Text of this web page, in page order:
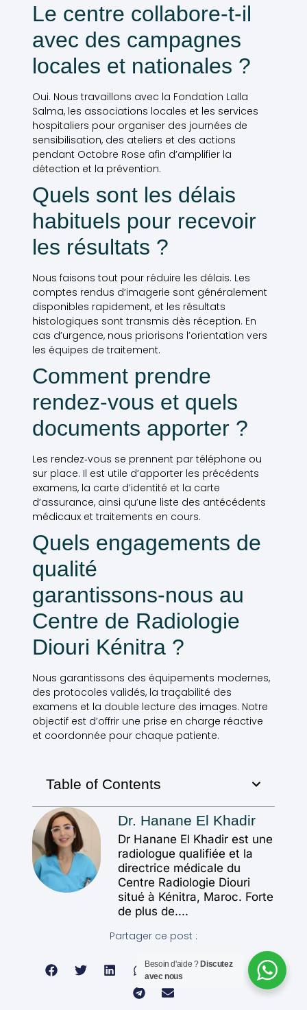
Le centre collabore-t-il
avec des campagnes
locales et nationales ?
Oui. Nous travaillons avec la Fondation Lalla
Salma, les associations locales et les services
hospitaliers pour organiser des journées de
sensibilisation, des ateliers et des actions
pendant Octobre Rose afin d’amplifier la
détection et la prévention.
Quels sont les délais
habituels pour recevoir
les résultats ?
Nous faisons tout pour réduire les délais. Les
comptes rendus d’imagerie sont généralement
disponibles rapidement, et les résultats
histologiques sont transmis dès réception. En
cas d’urgence, nous priorisons l’orientation vers
les équipes de traitement.
Comment prendre
rendez‑vous et quels
documents apporter ?
Les rendez‑vous se prennent par téléphone ou
sur place. Il est utile d’apporter les précédents
examens, la carte d’identité et la carte
d’assurance, ainsi qu’une liste des antécédents
médicaux et traitements en cours.
Quels engagements de
qualité
garantissons‑nous au
Centre de Radiologie
Diouri Kénitra ?
Nous garantissons des équipements modernes,
des protocoles validés, la traçabilité des
examens et la double lecture des images. Notre
objectif est d’offrir une prise en charge réactive
et coordonnée pour chaque patiente.
Table of Contents
Dr. Hanane El Khadir
Dr Hanane El Khadir est une
radiologue qualifiée et la
directrice médicale du
Centre Radiologie Diouri
situé à Kénitra, Maroc. Forte
de plus de....
Partager ce post :
Besoin d'aide ? Discutez
avec nous